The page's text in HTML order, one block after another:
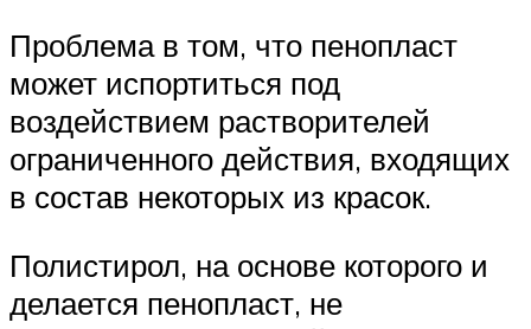
Проблема в том, что пенопласт
может испортиться под
воздействием растворителей
ограниченного действия, входящих
в состав некоторых из красок.
Полистирол, на основе которого и
делается пенопласт, не